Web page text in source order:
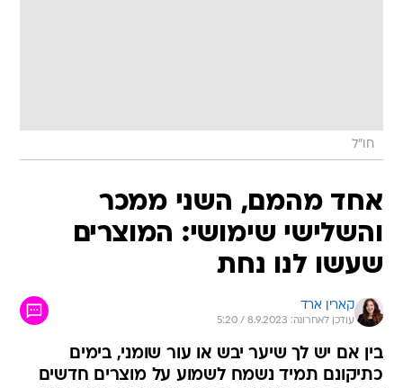
חו"ל
אחד מהמם, השני ממכר
והשלישי שימושי: המוצרים
שעשו לנו נחת
קארין ארד
עודכן לאחרונה: 8.9.2023 / 5:20
בין אם יש לך שיער יבש או עור שומני, בימים
כתיקונם תמיד נשמח לשמוע על מוצרים חדשים